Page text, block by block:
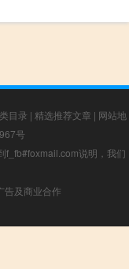
目录 | 精选推荐文章 | 网站地
号
f_fb#foxmail.com说明，我们
告及商业合作